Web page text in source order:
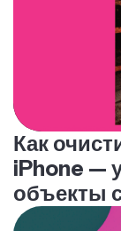
Как
iPhone —
объекты